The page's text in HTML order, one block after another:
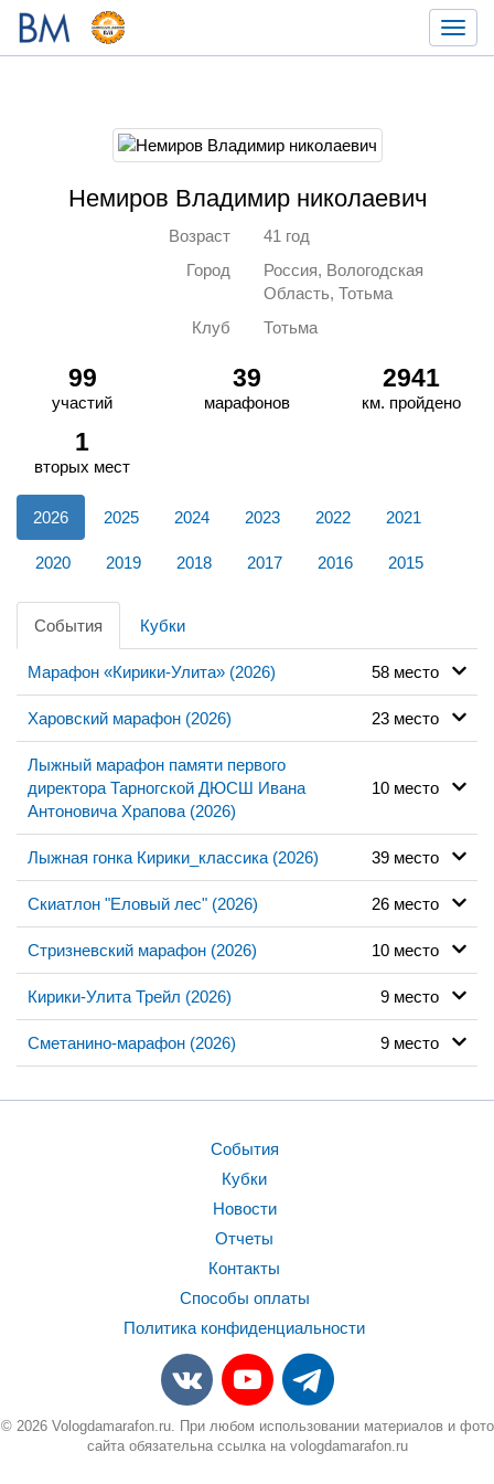
Немиров Владимир николаевич
Возраст
41 год
Город
Россия, Вологодская
Область, Тотьма
Клуб
Тотьма
99
участий
39
марафонов
2941
км. пройдено
1
вторых мест
2026 2025 2024 2023 2022 2021
2020 2019 2018 2017 2016 2015
События Кубки
Марафон «Кирики-Улита» (2026) 58 место
Харовский марафон (2026) 23 место
Лыжный марафон памяти первого
директора Тарногской ДЮСШ Ивана
Антоновича Храпова (2026)
10 место
Лыжная гонка Кирики_классика (2026) 39 место
Скиатлон "Еловый лес" (2026) 26 место
Стризневский марафон (2026) 10 место
Кирики-Улита Трейл (2026) 9 место
Сметанино-марафон (2026) 9 место
События
Кубки
Новости
Отчеты
Контакты
Способы оплаты
Политика конфиденциальности
© 2026 Vologdamarafon.ru. При любом использовании материалов и фото
сайта обязательна ссылка на vologdamarafon.ru